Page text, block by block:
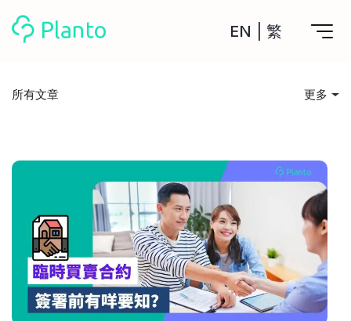
EN 繁
Planto功能
全功能記賬
管理MPF戶口
一次過管理所有強積金戶口
申請清卡數/私人貸款
CreFIT x Planto推廣優惠
私人貸款
年利率/APR/年息比較
投資戶口 (美股)
比較最抵美股投資戶口
投資戶口 (港股)
比較最抵港股投資戶口
投資加密貨幣
比較最抵Crypto交易所
月供股票計劃
Academy
Marketplace
所有文章 更多
儲錢貼士
消費娛樂
借貸須知